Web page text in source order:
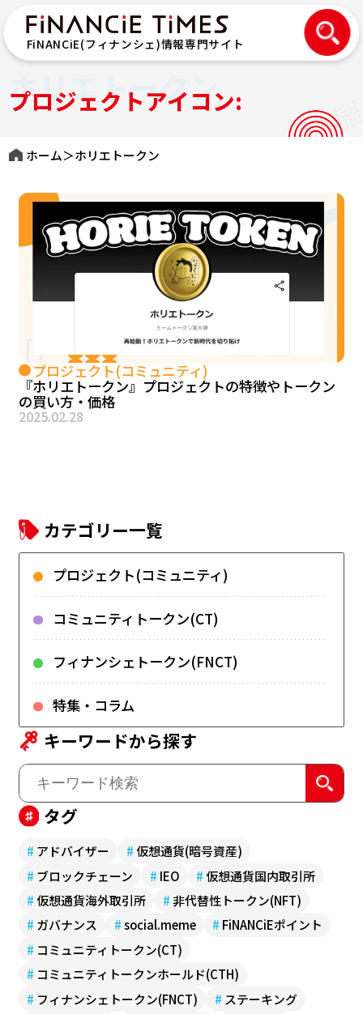
FiNANCiE(フィナンシェ)情報専門サイト
プロジェクトアイコン:
ホリエトークン
ホーム＞ホリエトークン
プロジェクト(コミュニティ)
『ホリエトークン』プロジェクトの特徴やトークン
の買い方・価格
2025.02.28
カテゴリー一覧
プロジェクト(コミュニティ)
コミュニティトークン(CT)
フィナンシェトークン(FNCT)
特集・コラム
キーワードから探す
タグ
# アドバイザー #仮想通貨(暗号資産)
# ブロックチェーン # IEO #仮想通貨国内取引所
#仮想通貨海外取引所 #非代替性トークン(NFT)
# ガバナンス #social.meme # FiNANCiEポイント
# コミュニティトークン(CT)
# コミュニティトークンホールド(CTH)
# フィナンシェトークン(FNCT) # ステーキング